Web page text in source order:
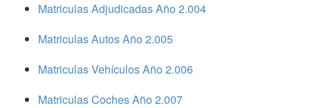
Matriculas Adjudicadas Año 2.004
Matriculas Autos Año 2.005
Matriculas Vehículos Año 2.006
Matriculas Coches Año 2.007